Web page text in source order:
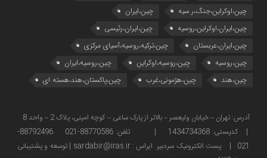
چین،اوکراین،جنگ،ر.سیه
چین،ایران
چین،ایران،اوکراین،روسیه
چین،ایران،رئیسی
چین،ایران،عربستان
چین،ترکیه،روسیه،آسیای مرکزی
چین،روسیه
چین،روسیه،اوکراین
چین،روسیه،ایران
چین،هند
چین،هژمونی،غرب چین،پاکستان،هند،هسته ای
| کدپستی: 1434734368 | تلفن: 88770586-021 88792496-
021 | پست الکترونیک سردبیر ایراس : sardabir@iras.ir |
توسعه و پشتیبانی